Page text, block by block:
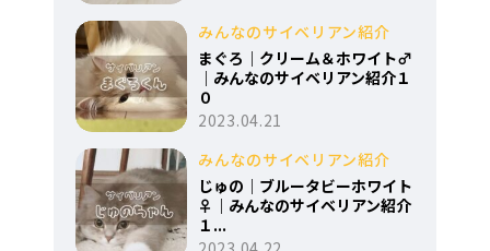
みんなのサイベリアン紹介
まぐろ｜クリーム＆ホワイト♂
｜みんなのサイベリアン紹介１
０
2023.04.21
みんなのサイベリアン紹介
じゅの｜ブルータビーホワイト
♀｜みんなのサイベリアン紹介
１...